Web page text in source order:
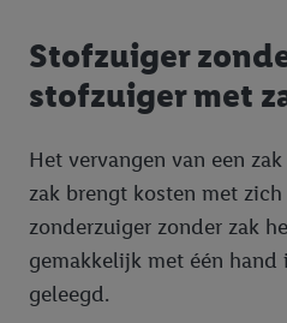
Stofzuiger
stofzuiger met
Het vervangen van een
zak brengt kosten met
zonderzuiger zonder zak
gemakkelijk met één
geleegd.